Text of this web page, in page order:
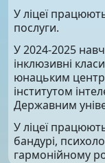
У ліцеї
послуги.
У 2024-2025
інклюзивні
юнацьким
інститутом
Державним
У ліцеї
бандурі,
гармонійному